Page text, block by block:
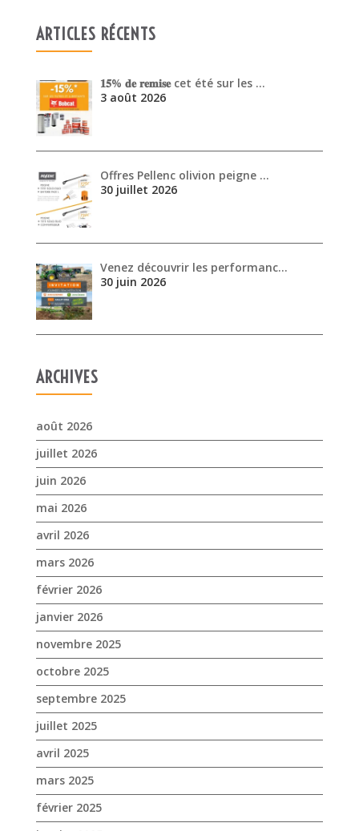
Offres Pellenc olivion peigne …
30 juin 2026
ARCHIVES
août 2026
juillet 2026
mai 2026
mars 2026
février 2026
janvier 2026
novembre 2025
octobre 2025
septembre 2025
juillet 2025
avril 2025
mars 2025
février 2025
janvier 2025
décembre 2024
novembre 2024
octobre 2024
septembre 2024